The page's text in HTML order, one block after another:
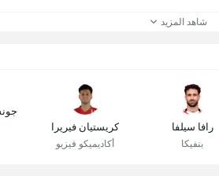
شاهد المزيد
رافا سيلفا
بنفيكا
كريستيان فيريرا
أكاديميكو فيزيو